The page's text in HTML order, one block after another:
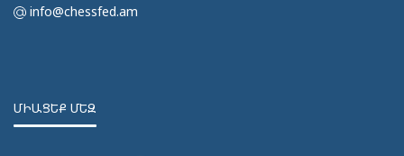
info@chessfed.am
ՄԻԱՑԵՔ ՄԵԶ